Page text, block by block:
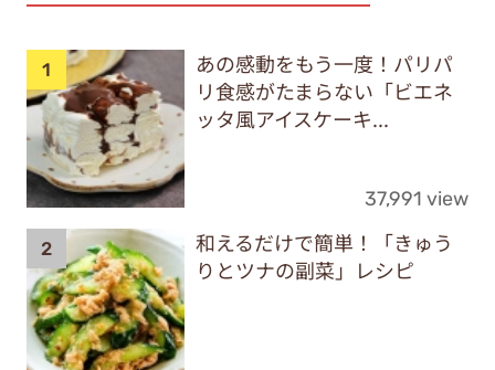
あの感動をもう一度！パリパ
リ食感がたまらない「ビエネ
ッタ風アイスケーキ...
37,991 view
和えるだけで簡単！「きゅう
りとツナの副菜」レシピ